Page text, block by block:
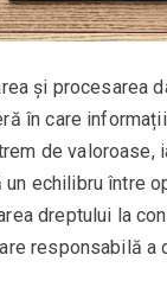
și procesarea
în care
de valoroase,
echilibru între
dreptului la
responsabilă a